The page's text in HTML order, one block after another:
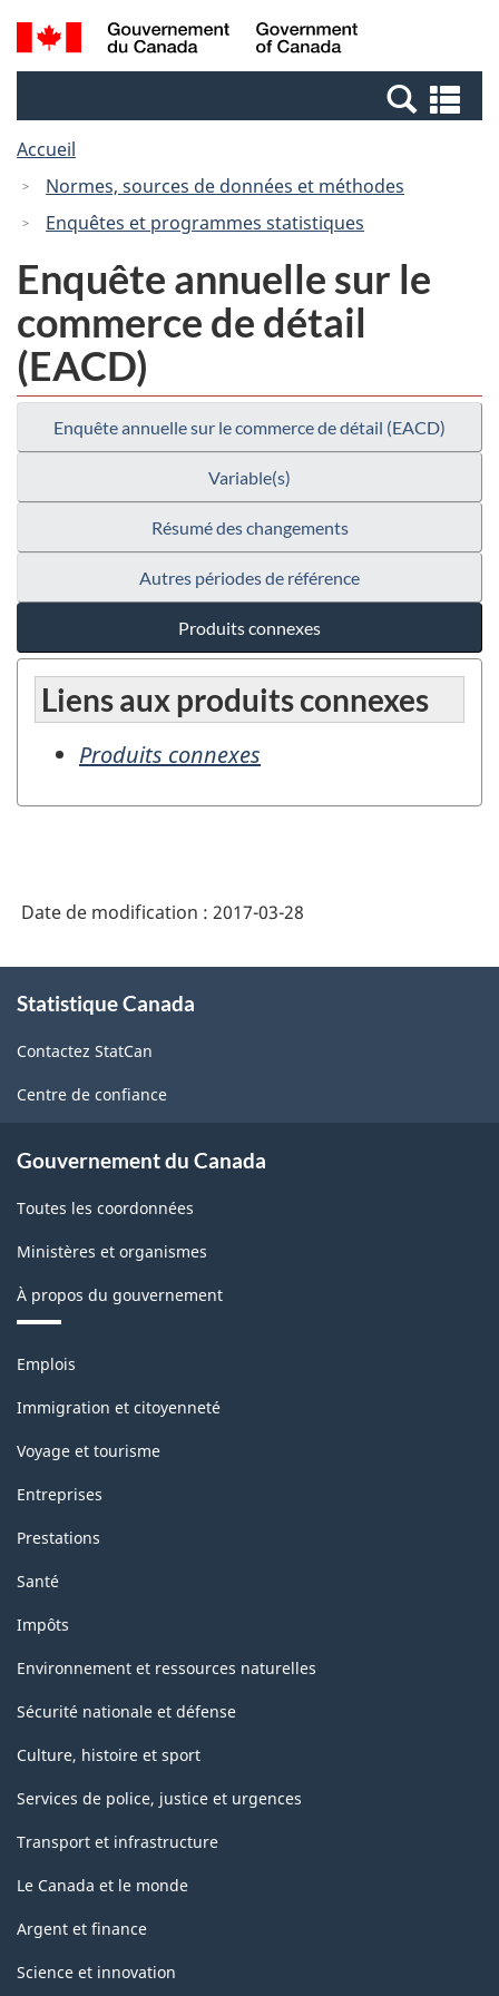
Passer
au
Passer
à
Canada
Recherche
et
et
Accueil
Normes, sources de données et méthodes
Enquêtes et programmes statistiques
Enquête annuelle sur le
commerce de détail
(EACD)
Enquête annuelle sur le commerce de détail (EACD)
Variable(s)
Résumé des changements
Autres périodes de référence
Produits connexes
Liens aux produits connexes
Produits connexes
Date de modification : 2017-03-28
propos
ce
site
Statistique Canada
Contactez StatCan
Centre de confiance
Gouvernement du Canada
Toutes les coordonnées
Ministères et organismes
À propos du gouvernement
Thèmes
sujets
Emplois
Immigration et citoyenneté
Voyage et tourisme
Entreprises
Prestations
Santé
Impôts
Environnement et ressources naturelles
Sécurité nationale et défense
Culture, histoire et sport
Services de police, justice et urgences
Transport et infrastructure
Le Canada et le monde
Argent et finance
Science et innovation